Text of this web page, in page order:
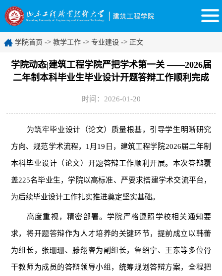
学院首页 -> 教学工作 -> 专业建设 -> 正文
学院动态|建筑工程学院严把学术第一关 ——2026届
二年制本科毕业生毕业设计开题答辩工作顺利完成
时间：2026-01-20
为筑牢毕业设计（论文）质量根基，引导学生明晰研究
方向、规范学术流程，1月19日，建筑工程学院2026届二年制
本科毕业设计（论文）开题答辩工作顺利开展。本次答辩覆
盖225名毕业生，学院以高标准、严要求搭建学术交流平台，
为后续毕业设计工作扎实推进奠定坚实基础。
高度重视，精密部署。学院严格遵照学校相关通知要
求，将开题答辩作为人才培养的关键环节，提前成立以韩蕾
为组长，张珊珊、滕翔睿为副组长，鲁绍宁、王东等多位骨
干教师为成员的答辩领导小组，统筹规划答辩方案，全程把